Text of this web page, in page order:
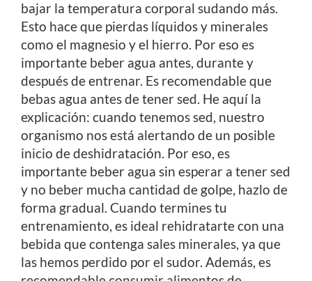
bajar la temperatura corporal sudando más.
Esto hace que pierdas líquidos y minerales
como el magnesio y el hierro. Por eso es
importante beber agua antes, durante y
después de entrenar. Es recomendable que
bebas agua antes de tener sed. He aquí la
explicación: cuando tenemos sed, nuestro
organismo nos está alertando de un posible
inicio de deshidratación. Por eso, es
importante beber agua sin esperar a tener sed
y no beber mucha cantidad de golpe, hazlo de
forma gradual. Cuando termines tu
entrenamiento, es ideal rehidratarte con una
bebida que contenga sales minerales, ya que
las hemos perdido por el sudor. Además, es